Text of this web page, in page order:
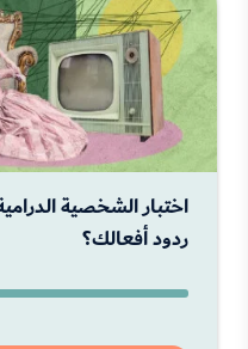
اختبار الشخصية
ردود أفعالك؟